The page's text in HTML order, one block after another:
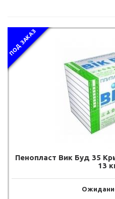
ПОД ЗАКАЗ
Пенопласт Вик Буд 35
13